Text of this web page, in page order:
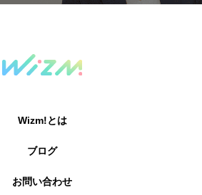
Wizm!とは
ブログ
お問い合わせ